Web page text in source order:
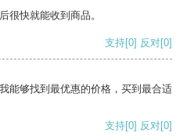
很快就能收到商品。
支持[0] 反对[0]
能够找到最优惠的价格，买到最合适
支持[0] 反对[0]